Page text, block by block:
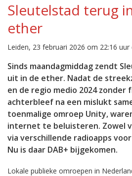
Sleutelstad terug
ether
Leiden, 23 februari 2026 om 22:16
Sinds maandagmiddag zendt
uit in de ether. Nadat de
en de regio medio 2024 zonder
achterbleef na een mislukt
toenmalige omroep Unity,
internet te beluisteren. Zowel
via verschillende radioapps
Nu is daar DAB+ bijgekomen.
Lokale publieke omroepen in